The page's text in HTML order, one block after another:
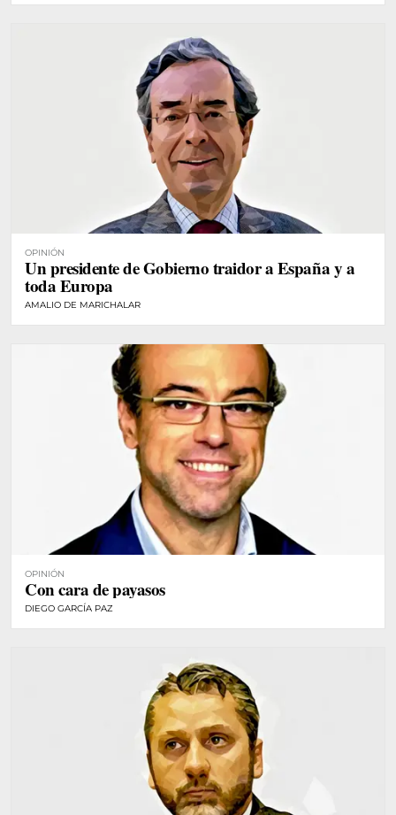
OPINIÓN
Un presidente de Gobierno traidor a España y a
toda Europa
AMALIO DE MARICHALAR
OPINIÓN
Con cara de payasos
DIEGO GARCÍA PAZ